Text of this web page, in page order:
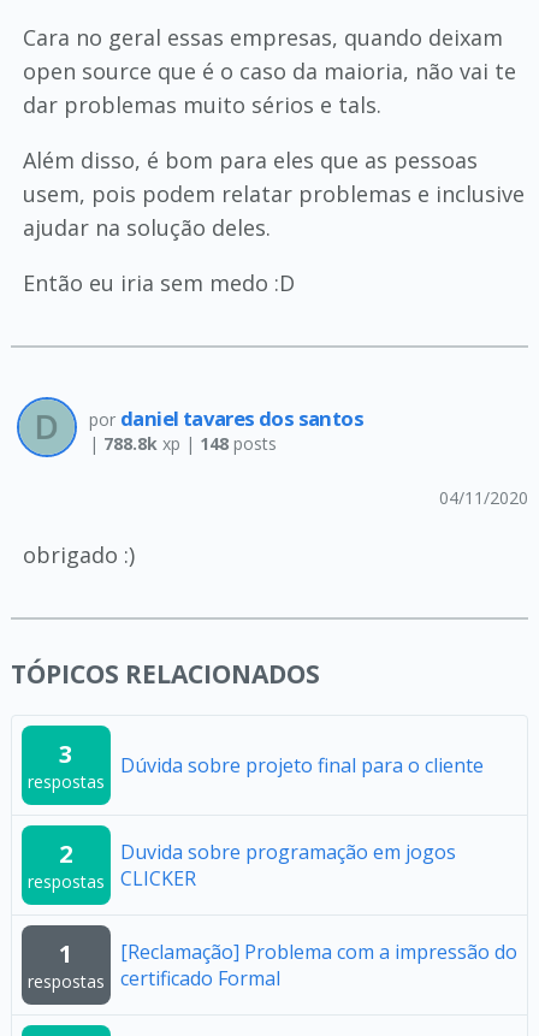
Cara no geral essas empresas, quando deixam
open source que é o caso da maioria, não vai te
dar problemas muito sérios e tals.
Além disso, é bom para eles que as pessoas
usem, pois podem relatar problemas e inclusive
ajudar na solução deles.
Então eu iria sem medo :D
por daniel tavares dos santos
| 788.8kxp | 148posts
04/11/2020
obrigado :)
TÓPICOS RELACIONADOS
3
respostas
Dúvida sobre projeto final para o cliente
2
respostas
Duvida sobre programação em jogos
CLICKER
1
respostas
[Reclamação] Problema com a impressão do
certificado Formal